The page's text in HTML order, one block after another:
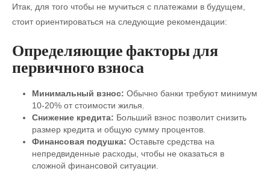
Итак, для того чтобы не мучиться с платежами в будущем,
стоит ориентироваться на следующие рекомендации:
Определяющие факторы для
первичного взноса
Минимальный взнос: Обычно банки требуют минимум
10-20% от стоимости жилья.
Снижение кредита: Больший взнос позволит снизить
размер кредита и общую сумму процентов.
Финансовая подушка: Оставьте средства на
непредвиденные расходы, чтобы не оказаться в
сложной финансовой ситуации.